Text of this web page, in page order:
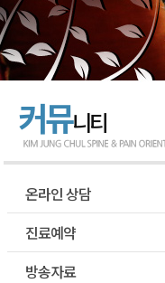
커뮤니티
온라인 상담
진료예약
방송자료